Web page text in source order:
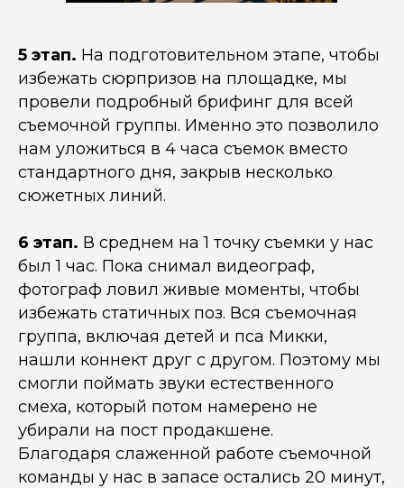
5 этап. На подготовительном этапе, чтобы
избежать сюрпризов на площадке, мы
провели подробный брифинг для всей
съемочной группы. Именно это позволило
нам уложиться в 4 часа съемок вместо
стандартного дня, закрыв несколько
сюжетных линий.
6 этап. В среднем на 1 точку съемки у нас
был 1 час. Пока снимал видеограф,
фотограф ловил живые моменты, чтобы
избежать статичных поз. Вся съемочная
группа, включая детей и пса Микки,
нашли коннект друг с другом. Поэтому мы
смогли поймать звуки естественного
смеха, который потом намерено не
убирали на пост продакшене.
Благодаря слаженной работе съемочной
команды у нас в запасе остались 20 минут,
Комментарий
Соглашаюсь с политикой
конфиденциальности
ОТПРАВИТЬ